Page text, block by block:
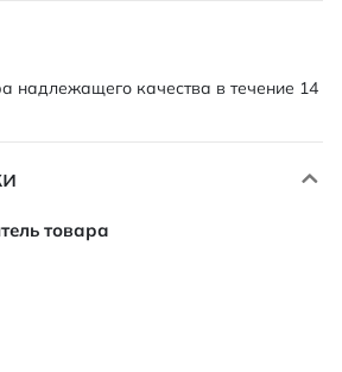
надлежащего качества в течение 14